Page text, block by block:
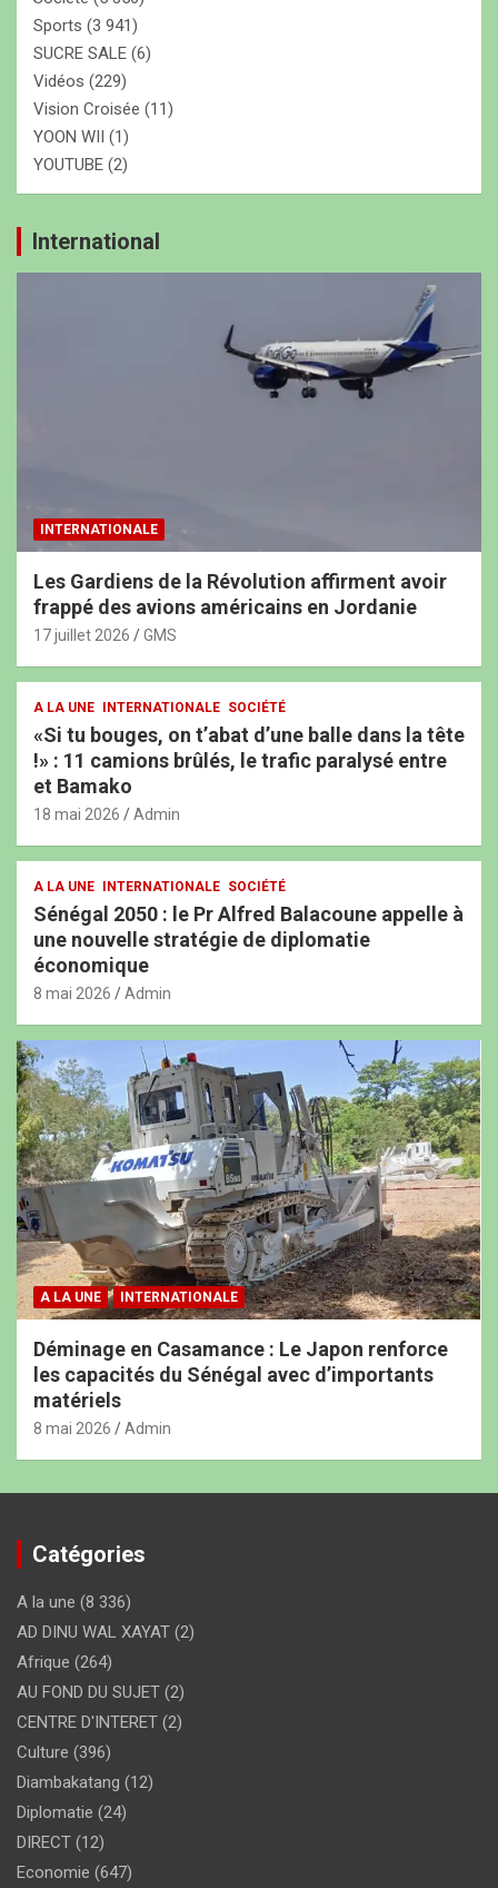
Sports (3 941)
SUCRE SALE (6)
Vidéos (229)
Vision Croisée (11)
YOON WII
(1)
YOUTUBE (2)
International
INTERNATIONALE
Les Gardiens de la Révolution affirment avoir
frappé des avions américains en Jordanie
17 juillet 2026 GMS
A LA UNE INTERNATIONALE SOCIÉTÉ
«Si tu bouges, on t’abat d’une balle dans la tête
!» : 11 camions brûlés, le trafic paralysé entre
et Bamako
18 mai 2026 Admin
A LA UNE INTERNATIONALE SOCIÉTÉ
Sénégal 2050 : le Pr Alfred Balacoune appelle à
une nouvelle stratégie de diplomatie
économique
8 mai 2026 Admin
A LA UNE INTERNATIONALE
Déminage en Casamance : Le Japon renforce
les capacités du Sénégal avec d’importants
matériels
8 mai 2026 Admin
Catégories
A la une (8 336)
AD DINU WAL XAYAT (2)
Afrique (264)
AU FOND DU SUJET (2)
CENTRE D'INTERET (2)
Culture (396)
Diambakatang (12)
Diplomatie (24)
DIRECT (12)
Economie (647)